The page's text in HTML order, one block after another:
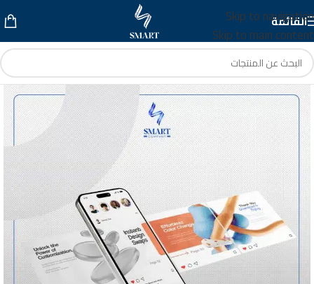
Skip to navigation
Skip to main content
القائمة